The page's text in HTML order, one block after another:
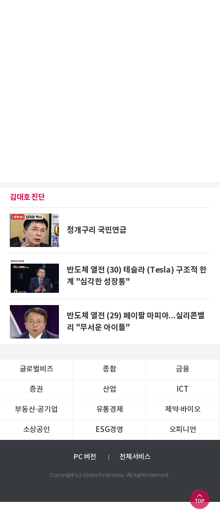
김대호 진단
청개구리 국민연금
반도체 열전 (30) 테슬라 (Tesla) 구조적 한
계 "심각한 성장통"
반도체 열전 (29) 페이팔 마피아...실리콘밸
리 "무서운 아이들"
글로벌비즈 종합 금융
증권 산업 ICT
부동산·공기업 유통경제 제약∙바이오
소상공인 ESG경영 오피니언
PC 버전 전체서비스
Copyright (c) Global Economic. All rights reserved.